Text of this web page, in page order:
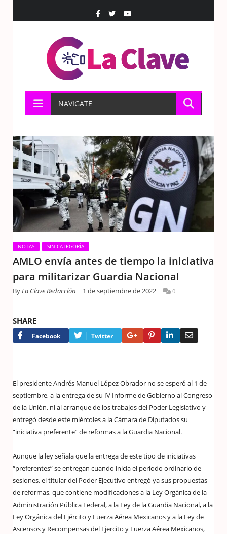
NAVIGATE
NOTAS SIN CATEGORÍA
AMLO envía antes de tiempo la iniciativa
para militarizar Guardia Nacional
ByLa Clave Redacción 1 de septiembre de 2022 0
SHARE
Facebook Twitter Google+PinterestLinkedIn
El presidente Andrés Manuel López Obrador no se esperó al 1 de
septiembre, a la entrega de su IV Informe de Gobierno al Congreso
de la Unión, ni al arranque de los trabajos del Poder Legislativo y
entregó desde este miércoles a la Cámara de Diputados su
“iniciativa preferente” de reformas a la Guardia Nacional.
Aunque la ley señala que la entrega de este tipo de iniciativas
“preferentes” se entregan cuando inicia el periodo ordinario de
sesiones, el titular del Poder Ejecutivo entregó ya sus propuestas
de reformas, que contiene modificaciones a la Ley Orgánica de la
Administración Pública Federal, a la Ley de la Guardia Nacional, a la
Ley Orgánica del Ejército y Fuerza Aérea Mexicanos y a la Ley de
Ascensos y Recompensas del Ejercito y Fuerza Aérea Mexicanos,